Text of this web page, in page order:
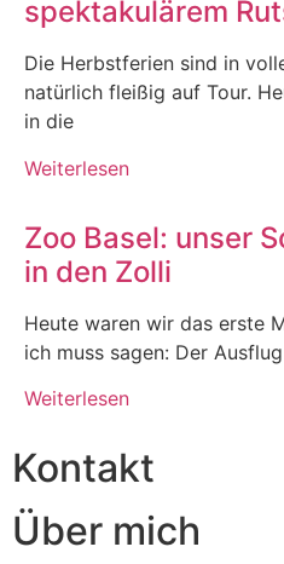
spektakulärem
Die Herbstferien sind in
natürlich fleißig auf Tour.
in die
Weiterlesen
Zoo Basel: unser
in den Zolli
Heute waren wir das erste
ich muss sagen: Der
Weiterlesen
Kontakt
Über mich